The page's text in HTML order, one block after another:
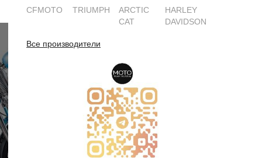
CFMOTO
TRIUMPH
ARCTIC
CAT
HARLEY
DAVIDSON
Все производители